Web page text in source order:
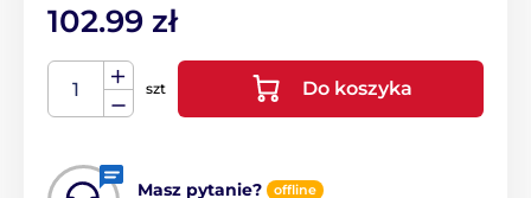
102.99 zł
szt Do koszyka
Masz pytanie? offline